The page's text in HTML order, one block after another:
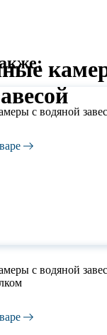
с водяной
с водяной